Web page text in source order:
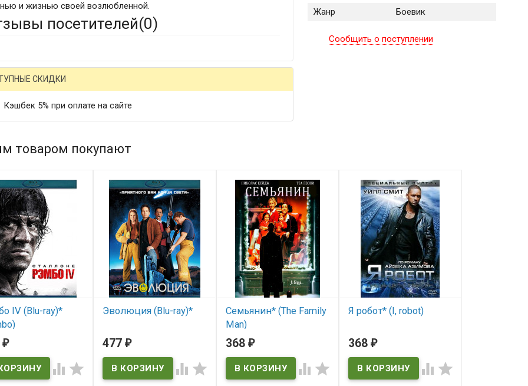
Жанр
Боевик
Сообщить о поступлении
и жизнью своей возлюбленной.
посетителей(0)
СКИДКИ
Кэшбек 5% при оплате на сайте
товаром покупают
IV (Blu-ray)*
₽
 
Эволюция (Blu-ray)*
477₽
 
Семьянин* (The Family
Man)
В наличии
The Family Man
368 ₽
 
Я робот* (I, robot)
368₽
 